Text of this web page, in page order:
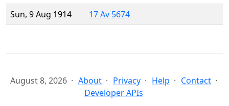
Sun, 9 Aug 1914
17 Av 5674
August 8, 2026 About Privacy Help
Contact
Developer APIs